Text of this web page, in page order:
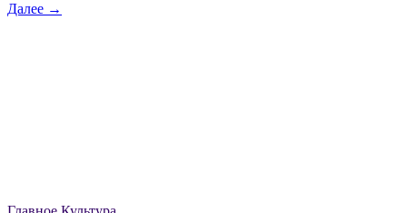
Далее →